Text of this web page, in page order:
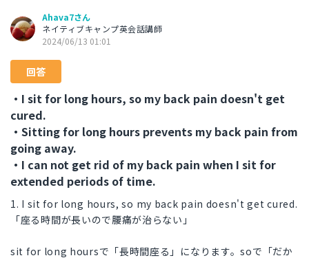
Ahava7さん
ネイティブキャンプ英会話講師
2024/06/13 01:01
回答
・I sit for long hours, so my back pain doesn't get
cured.
・Sitting for long hours prevents my back pain from
going away.
・I can not get rid of my back pain when I sit for
extended periods of time.
1. I sit for long hours, so my back pain doesn't get cured.
「座る時間が長いので腰痛が治らない」
sit for long hoursで「長時間座る」になります。soで「だか